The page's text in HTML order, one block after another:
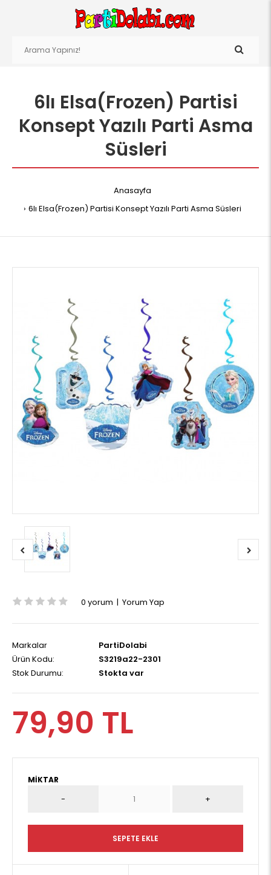
6lı Elsa(Frozen) Partisi
Konsept Yazılı Parti Asma
Süsleri
Anasayfa
6lı Elsa(Frozen) Partisi Konsept Yazılı Parti Asma Süsleri
0 yorum | Yorum Yap
Markalar
PartiDolabi
Ürün Kodu:
S3219a22-2301
Stok Durumu:
Stokta var
79,90 TL
MIKTAR